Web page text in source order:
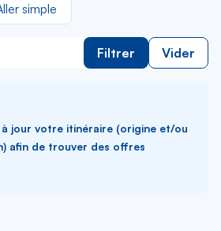
simple
Filtrer Vider
à jour votre itinéraire (origine et/ou
afin de trouver des offres